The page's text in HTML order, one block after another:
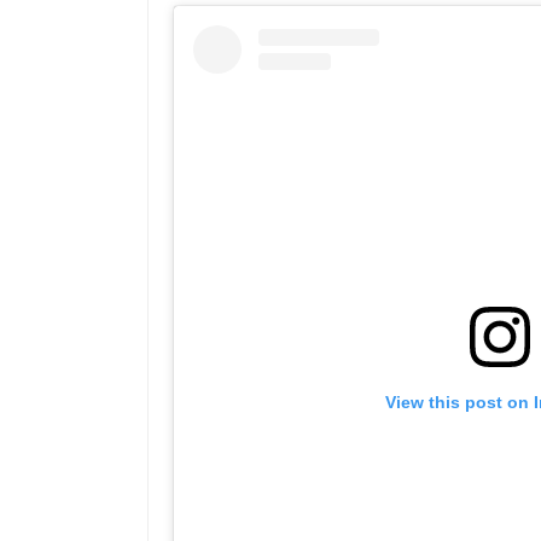
View this post on